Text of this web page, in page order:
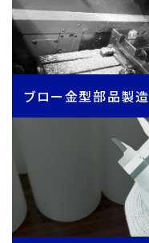
ブロー金型部品製造